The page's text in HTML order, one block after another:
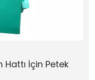
İçin Petek